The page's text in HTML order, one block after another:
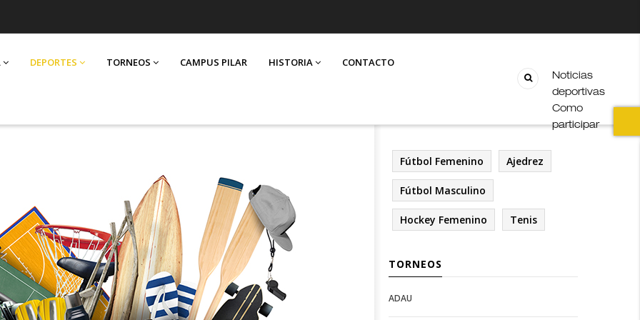
DEPORTES TORNEOS CAMPUS PILAR HISTORIA CONTACTO
Noticias
deportivas
Como
participar
Fútbol Femenino Ajedrez
Fútbol Masculino
Hockey Femenino Tenis
TORNEOS
Open
Deportes
Open
configuration
ADAU